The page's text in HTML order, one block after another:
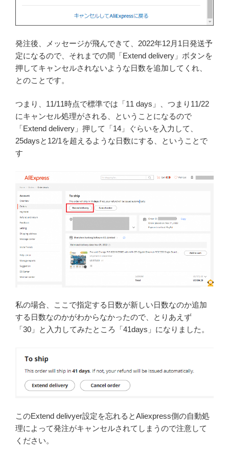
発注後、メッセージが飛んできて、2022年12月1日発送予
定になるので、それまでの間「Extend delivery」ボタンを
押してキャンセルされないような日数を追加してくれ、
とのことです。
つまり、11/11時点で標準では「11 days」、つまり11/22
にキャンセル処理がされる、ということになるので
「Extend delivery」押して「14」ぐらいを入力して、
25daysと12/1を超えるような日数にする、ということで
す
私の場合、ここで指定する日数が新しい日数なのか追加
する日数なのかがわからなかったので、とりあえず
「30」と入力してみたところ「41days」になりました。
このExtend delivyer設定を忘れるとAliexpress側の自動処
理によって発注がキャンセルされてしまうので注意して
ください。